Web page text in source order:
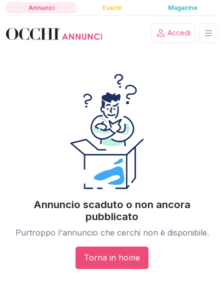
Annunci Eventi Magazine
Accedi
Annuncio scaduto o non ancora
pubblicato
Purtroppo l'annuncio che cerchi non è disponibile.
Torna in home